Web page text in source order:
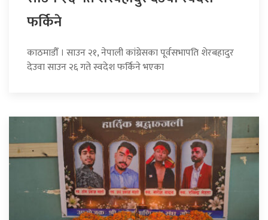
फर्किने
काठमाडौँ । साउन २१, नेपाली कांग्रेसका पूर्वसभापति शेरबहादुर
देउवा साउन २६ गते स्वदेश फर्किने भएका